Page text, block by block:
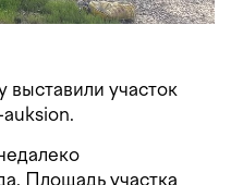
участок
auksion.
Площадь участка